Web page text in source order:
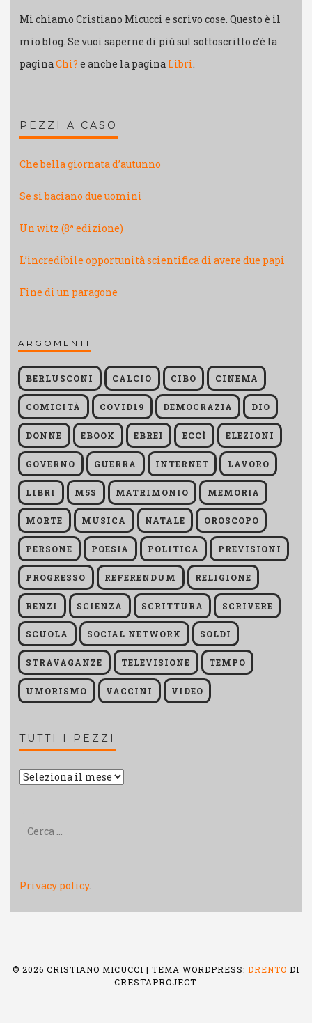
Mi chiamo Cristiano Micucci e scrivo cose. Questo è il
mio blog. Se vuoi saperne di più sul sottoscritto c’è la
paginaChi? e anche la pagina Libri.
PEZZI A CASO
Che bella giornata d’autunno
Se si baciano due uomini
Un witz (8ª edizione)
L’incredibile opportunità scientifica di avere due papi
Fine di un paragone
ARGOMENTI
BERLUSCONI CALCIO CIBO CINEMA
COMICITÀ COVID19 DEMOCRAZIA DIO
DONNE EBOOK EBREI ECCÌ ELEZIONI
GOVERNO GUERRA INTERNET LAVORO
LIBRI M5S MATRIMONIO MEMORIA
MORTE MUSICA NATALE OROSCOPO
PERSONE POESIA POLITICA PREVISIONI
PROGRESSO REFERENDUM RELIGIONE
RENZI SCIENZA SCRITTURA SCRIVERE
SCUOLA SOCIAL NETWORK SOLDI
STRAVAGANZE TELEVISIONE TEMPO
UMORISMO VACCINI VIDEO
TUTTI I PEZZI
Tutti
Privacy policy.
© 2026 CRISTIANO MICUCCI | TEMA WORDPRESS: DRENTO DI
CRESTAPROJECT.